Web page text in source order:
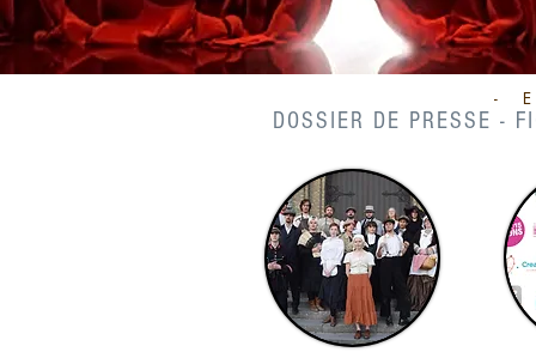
-
DOSSIER DE PRESSE -